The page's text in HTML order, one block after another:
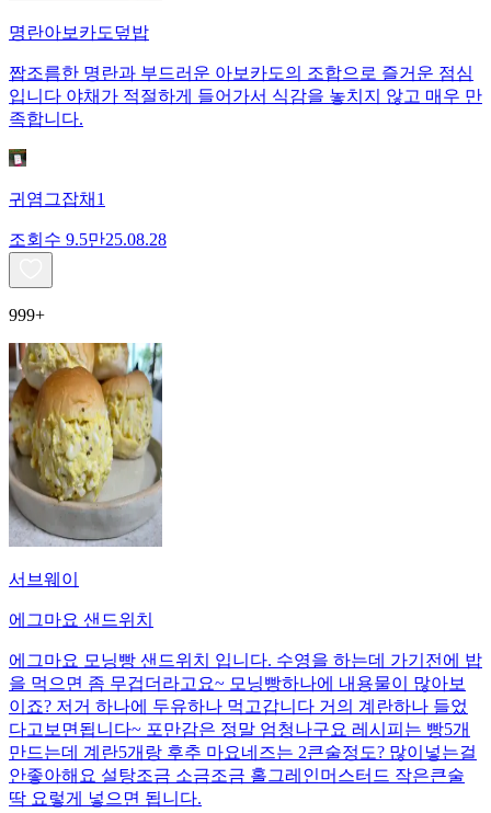
명란아보카도덮밥
짭조름한 명란과 부드러운 아보카도의 조합으로 즐거운 점심
입니다 야채가 적절하게 들어가서 식감을 놓치지 않고 매우 만
족합니다.
귀염그잡채1
조회수 9.5만25.08.28
999+
서브웨이
에그마요 샌드위치
에그마요 모닝빵 샌드위치 입니다. 수영을 하는데 가기전에 밥
을 먹으면 좀 무겁더라고요~ 모닝빵하나에 내용물이 많아보
이죠? 저거 하나에 두유하나 먹고갑니다 거의 계란하나 들었
다고보면됩니다~ 포만감은 정말 엄청나구요 레시피는 빵5개
만드는데 계란5개랑 후추 마요네즈는 2큰술정도? 많이넣는걸
안좋아해요 설탕조금 소금조금 홀그레인머스터드 작은큰술
딱 요렇게 넣으면 됩니다.